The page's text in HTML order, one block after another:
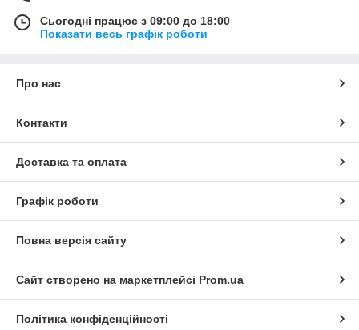
Сьогодні працює з 09:00 до 18:00
Показати весь графік роботи
Про нас
Контакти
Доставка та оплата
Графік роботи
Повна версія сайту
Сайт створено на маркетплейсі Prom.ua
Політика конфіденційності